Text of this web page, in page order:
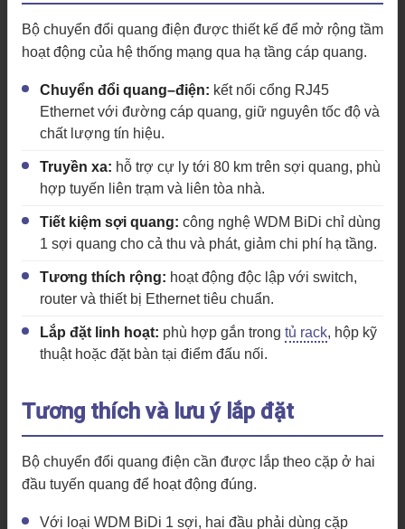
Bộ chuyển đổi quang điện được thiết kế để mở rộng tầm
hoạt động của hệ thống mạng qua hạ tầng cáp quang.
Chuyển đổi quang–điện: kết nối cổng RJ45
Ethernet với đường cáp quang, giữ nguyên tốc độ và
chất lượng tín hiệu.
Truyền xa: hỗ trợ cự ly tới 80 km trên sợi quang, phù
hợp tuyến liên trạm và liên tòa nhà.
Tiết kiệm sợi quang: công nghệ WDM BiDi chỉ dùng
1 sợi quang cho cả thu và phát, giảm chi phí hạ tầng.
Tương thích rộng: hoạt động độc lập với switch,
router và thiết bị Ethernet tiêu chuẩn.
Lắp đặt linh hoạt: phù hợp gắn trong tủ rack, hộp kỹ
thuật hoặc đặt bàn tại điểm đấu nối.
Tương thích và lưu ý lắp đặt
Bộ chuyển đổi quang điện cần được lắp theo cặp ở hai
đầu tuyến quang để hoạt động đúng.
Với loại WDM BiDi 1 sợi, hai đầu phải dùng cặp